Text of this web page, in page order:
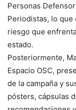
Personas
Periodistas, lo
riesgo que
estado.
Posteriormente,
Espacio OSC,
de la campaña y
pósters, cápsulas